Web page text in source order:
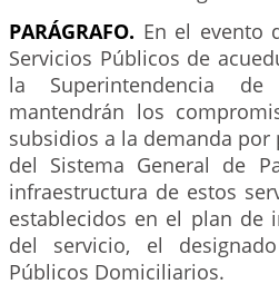
PARÁGRAFO. En el evento
Servicios Públicos de
la Superintendencia
mantendrán los
subsidios a la demanda
del Sistema General de
infraestructura de estos
establecidos en el plan de
del servicio, el
Públicos Domiciliarios.